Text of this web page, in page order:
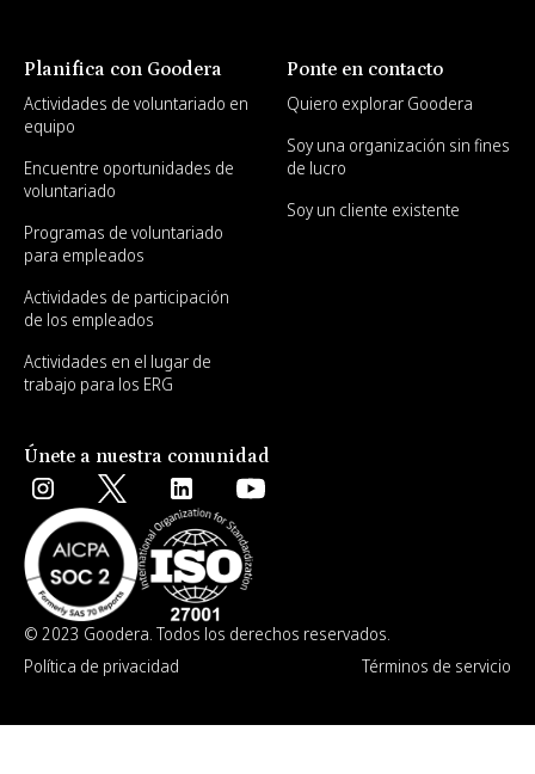
Planifica con Goodera
Actividades de voluntariado en
equipo
Encuentre oportunidades de
voluntariado
Programas de voluntariado
para empleados
Actividades de participación
de los empleados
Actividades en el lugar de
trabajo para los ERG
Ponte en contacto
Quiero explorar Goodera
Soy una organización sin fines
de lucro
Soy un cliente existente
Únete a nuestra comunidad
© 2023 Goodera. Todos los derechos reservados.
Política de privacidad
Términos de servicio